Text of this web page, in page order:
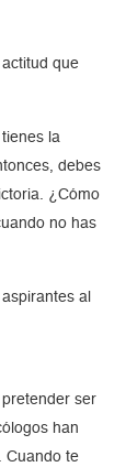
que
la
debes
¿Cómo
no has
al
ser
han
Cuando te